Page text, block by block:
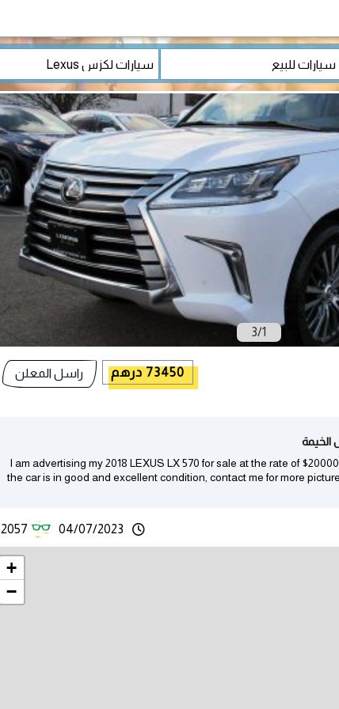
1
/
3
73450 درهم راسل المعلن
I am advertising my 2018 LEXUS LX 570 for sale at the rate of
the car is in good and excellent condition, contact me for more
04/07/2023
2057
+
−